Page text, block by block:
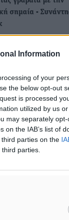
Information
of your
the below opt-out
is processed
utilized by us
may separately
the IAB’s list of
parties on the
parties.
σημαία -
απρέπεια
Νοτίου
στην 28η
των Ηνωμένων
κλιματική αλλαγή
τα νησιά της
και τον